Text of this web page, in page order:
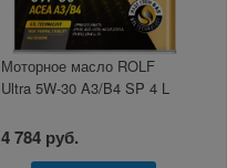
Моторное масло ROLF
Ultra 5W-30 A3/B4 SP 4 L
4 784 руб.